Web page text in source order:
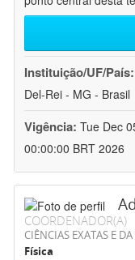
Instituição/UF/País:
Del-Rei - MG - Brasil
Vigência: Tue Dec
00:00:00 BRT 2026
COORDENADOR(A)
CIÊNCIAS EXATAS E DA
Física